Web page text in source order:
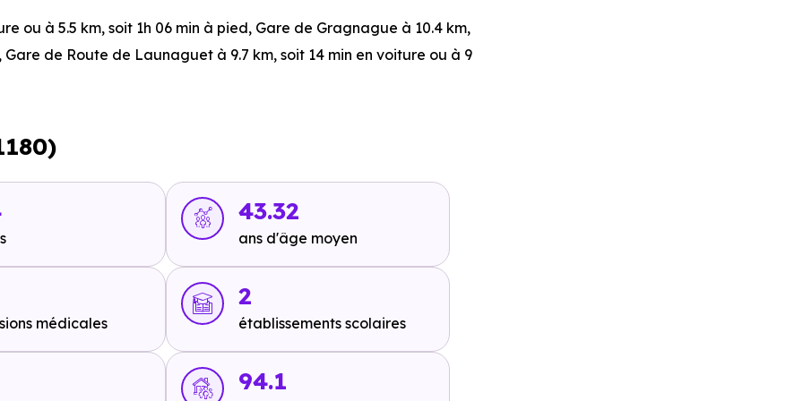
ou à 5.5 km, soit 1h 06 min à pied, Gare de Gragnague à 10.4 km,
, Gare de Route de Launaguet à 9.7 km, soit 14 min en voiture ou à 9
km, soit 3h 07 min à pied,Ligne 1 : Pasteur-Mairie de Blagnac
à pied
en voiture ou à 5 km, soit 60 min à pied,A62 - Croix Daurade Sortie
min à pied A680 - Sortie A68
à 13.5 km, soit 14 min en voiture ou à
43.32
ans d'âge moyen
médicales
2
établissements scolaires
94.1